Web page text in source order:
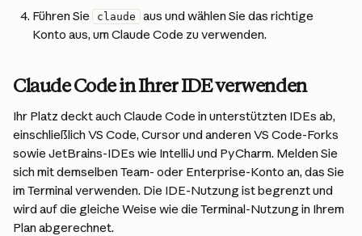
Führen Sie
claude
aus und wählen Sie das richtige
Konto aus, um Claude Code zu verwenden.
Claude Code in Ihrer IDE verwenden
Ihr Platz deckt auch Claude Code in unterstützten IDEs ab,
einschließlich VS Code, Cursor und anderen VS Code-Forks
sowie JetBrains-IDEs wie IntelliJ und PyCharm. Melden Sie
sich mit demselben Team- oder Enterprise-Konto an, das Sie
im Terminal verwenden. Die IDE-Nutzung ist begrenzt und
wird auf die gleiche Weise wie die Terminal-Nutzung in Ihrem
Plan abgerechnet.